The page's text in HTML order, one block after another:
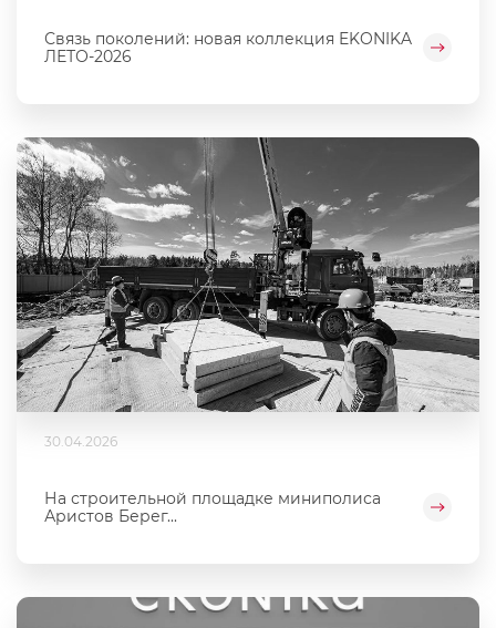
Связь поколений: новая коллекция EKONIKA
ЛЕТО-2026
30.04.2026
На строительной площадке миниполиса
Аристов Берег...